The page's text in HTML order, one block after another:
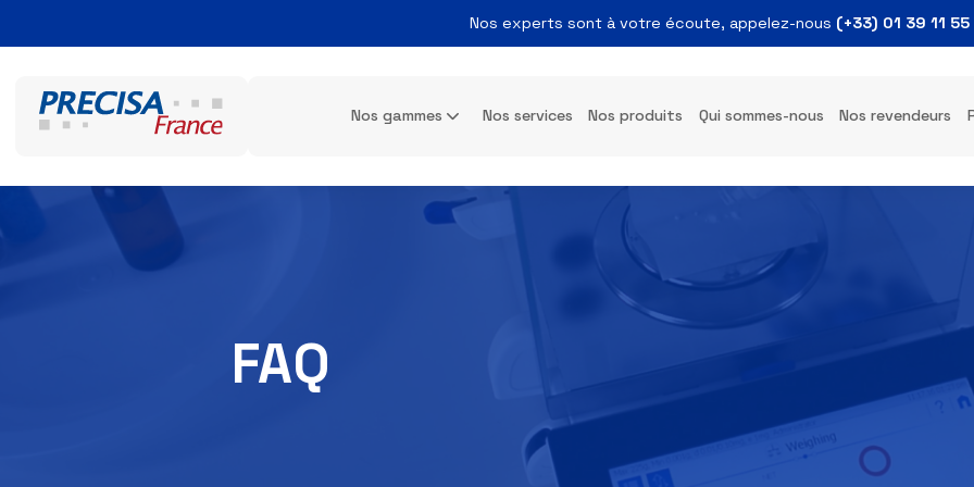
Nos experts sont à votre écoute, appelez-nous
Nos gammes Nos services Nos produits
FAQ